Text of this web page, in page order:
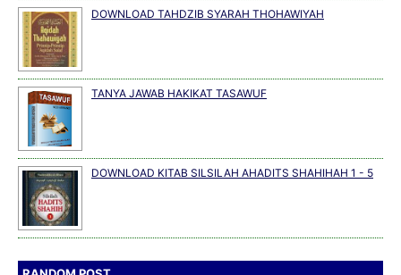
DOWNLOAD TAHDZIB SYARAH THOHAWIYAH
TANYA JAWAB HAKIKAT TASAWUF
DOWNLOAD KITAB SILSILAH AHADITS SHAHIHAH 1 - 5